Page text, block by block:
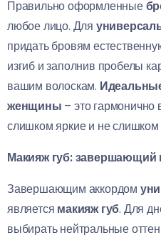
Правильно оформленные
любое лицо. Для
придать бровям
изгиб и заполнив пробелы
вашим волоскам.
женщины – это
слишком яркие и не
Макияж губ: завершающий
Завершающим аккордом
является макияж губ. Для
выбирать нейтральные